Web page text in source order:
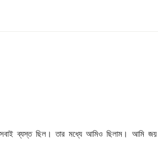
ব্যস্ত ছিল। তার মধ্যে আমিও ছিলাম। আমি জয়